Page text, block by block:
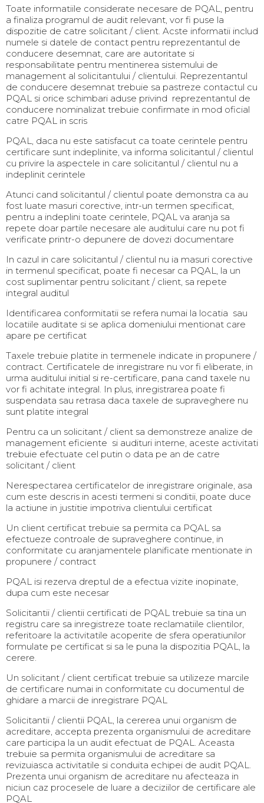
Toate informatiile considerate necesare de PQAL, pentru
a finaliza programul de audit relevant, vor fi puse la
dispozitie de catre solicitant / client. Acste informatii includ
numele si datele de contact pentru reprezentantul de
conducere desemnat, care are autoritate si
responsabilitate pentru mentinerea sistemului de
management al solicitantului / clientului. Reprezentantul
de conducere desemnat trebuie sa pastreze contactul cu
PQAL si orice schimbari aduse privind reprezentantul de
conducere nominalizat trebuie confirmate in mod oficial
catre PQAL in scris
PQAL, daca nu este satisfacut ca toate cerintele pentru
certificare sunt indeplinite, va informa solicitantul / clientul
cu privire la aspectele in care solicitantul / clientul nu a
indeplinit cerintele
Atunci cand solicitantul / clientul poate demonstra ca au
fost luate masuri corective, intr-un termen specificat,
pentru a indeplini toate cerintele, PQAL va aranja sa
repete doar partile necesare ale auditului care nu pot fi
verificate printr-o depunere de dovezi documentare
In cazul in care solicitantul / clientul nu ia masuri corective
in termenul specificat, poate fi necesar ca PQAL, la un
cost suplimentar pentru solicitant / client, sa repete
integral auditul
Identificarea conformitatii se refera numai la locatia sau
locatiile auditate si se aplica domeniului mentionat care
apare pe certificat
Taxele trebuie platite in termenele indicate in propunere /
contract. Certificatele de inregistrare nu vor fi eliberate, in
urma auditului initial si re-certificare, pana cand taxele nu
vor fi achitate integral. In plus, inregistrarea poate fi
suspendata sau retrasa daca taxele de supraveghere nu
sunt platite integral
Pentru ca un solicitant / client sa demonstreze analize de
management eficiente si audituri interne, aceste activitati
trebuie efectuate cel putin o data pe an de catre
solicitant / client
Nerespectarea certificatelor de inregistrare originale, asa
cum este descris in acesti termeni si conditii, poate duce
la actiune in justitie impotriva clientului certificat
Un client certificat trebuie sa permita ca PQAL sa
efectueze controale de supraveghere continue, in
conformitate cu aranjamentele planificate mentionate in
propunere / contract
PQAL isi rezerva dreptul de a efectua vizite inopinate,
dupa cum este necesar
Solicitantii / clientii certificati de PQAL trebuie sa tina un
registru care sa inregistreze toate reclamatiile clientilor,
referitoare la activitatile acoperite de sfera operatiunilor
formulate pe certificat si sa le puna la dispozitia PQAL, la
cerere.
Un solicitant / client certificat trebuie sa utilizeze marcile
de certificare numai in conformitate cu documentul de
ghidare a marcii de inregistrare PQAL
Solicitantii / clientii PQAL, la cererea unui organism de
acreditare, accepta prezenta organismului de acreditare
care participa la un audit efectuat de PQAL. Aceasta
trebuie sa permita organismului de acreditare sa
revizuiasca activitatile si conduita echipei de audit PQAL.
Prezenta unui organism de acreditare nu afecteaza in
niciun caz procesele de luare a deciziilor de certificare ale
PQAL